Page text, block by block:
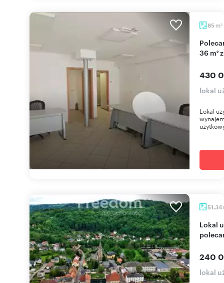
85 m2
Polecam atrakcyjny lokal w centrum Świebodzic
36 m²
430
lokal
Lokal
51,34
Lokal usługowo-biurowy 51 m² w centrum Wleń -
240
lokal